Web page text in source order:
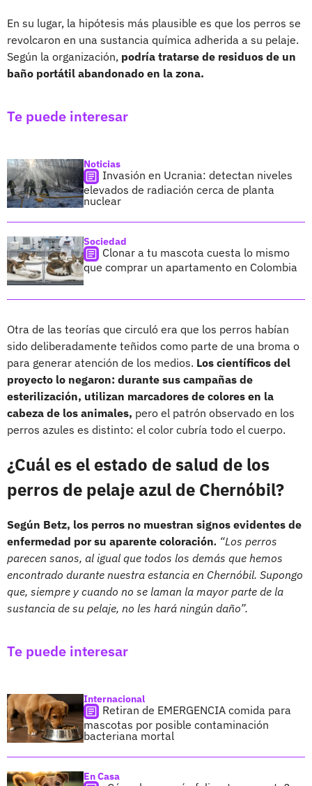
En su lugar, la hipótesis más plausible es que los perros se
revolcaron en una sustancia química adherida a su pelaje.
Según la organización, podría tratarse de residuos de un
baño portátil abandonado en la zona.
Te puede interesar
Noticias
Invasión en Ucrania: detectan niveles
elevados de radiación cerca de planta
nuclear
Sociedad
Clonar a tu mascota cuesta lo mismo
que comprar un apartamento en Colombia
Otra de las teorías que circuló era que los perros habían
sido deliberadamente teñidos como parte de una broma o
para generar atención de los medios. Los científicos del
proyecto lo negaron: durante sus campañas de
esterilización, utilizan marcadores de colores en la
cabeza de los animales, pero el patrón observado en los
perros azules es distinto: el color cubría todo el cuerpo.
¿Cuál es el estado de salud de los
perros de pelaje azul de Chernóbil?
Según Betz, los perros no muestran signos evidentes de
enfermedad por su aparente coloración. “Los perros
parecen sanos, al igual que todos los demás que hemos
encontrado durante nuestra estancia en Chernóbil. Supongo
que, siempre y cuando no se laman la mayor parte de la
sustancia de su pelaje, no les hará ningún daño”.
Te puede interesar
Internacional
Retiran de EMERGENCIA comida para
mascotas por posible contaminación
bacteriana mortal
En Casa